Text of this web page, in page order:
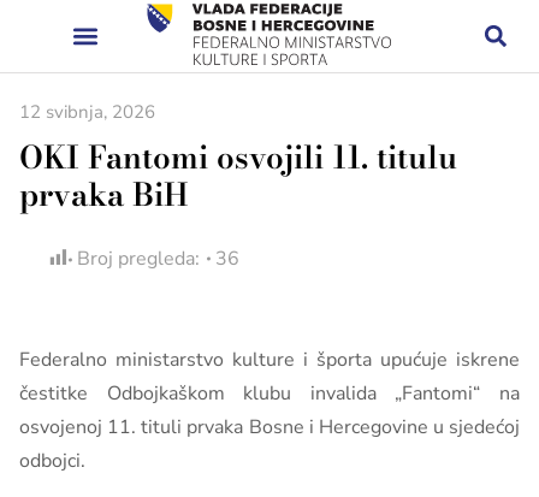
12 svibnja, 2026
OKI Fantomi osvojili 11. titulu
prvaka BiH
Broj pregleda: 36
Federalno ministarstvo kulture i športa upućuje iskrene
čestitke Odbojkaškom klubu invalida „Fantomi“ na
osvojenoj 11. tituli prvaka Bosne i Hercegovine u sjedećoj
odbojci.